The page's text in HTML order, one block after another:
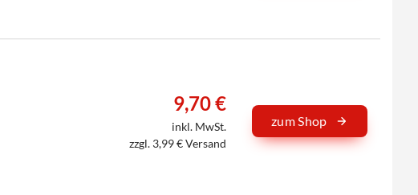
9,70 €
inkl. MwSt.
zzgl. 3,99 € Versand
zum Shop